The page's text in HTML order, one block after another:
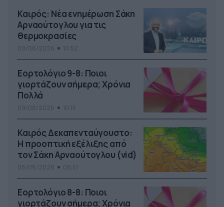
Καιρός: Νέα ενημέρωση Σάκη
Αρναούτογλου για τις
θερμοκρασίες
Εορτολόγιο 9-8: Ποιοι
γιορτάζουν σήμερα; Χρόνια
Πολλά
Καιρός Δεκαπενταύγουστο:
Η προοπτική εξέλιξης από
τον Σάκη Αρναούτογλου (vid)
Εορτολόγιο 8-8: Ποιοι
γιορτάζουν σήμερα; Χρόνια